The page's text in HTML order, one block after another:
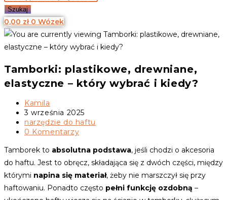
Szukaj
0,00 zł 0 Wózek
Tamborki: plastikowe, drewniane,
elastyczne – który wybrać i kiedy?
Post
author:
Kamila
Post
published:
3 września 2025
Post
category:
narzędzie do haftu
Post
0 Komentarzy
Tamborek to absolutna podstawa, jeśli chodzi o akcesoria
do haftu. Jest to obręcz, składająca się z dwóch części, między
którymi napina się materiał, żeby nie marszczył się przy
haftowaniu. Ponadto często pełni funkcję ozdobną –